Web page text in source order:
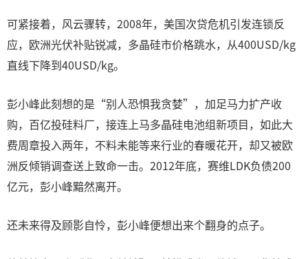
可紧接着，风云骤转，2008年，美国次贷危机引发连锁反
应，欧洲光伏补贴锐减，多晶硅市价格跳水，从400USD/kg
直线下降到40USD/kg。
彭小峰此刻想的是“别人恐惧我贪婪”，加足马力扩产收
购，百亿投硅料厂，接连上马多晶硅电池组新项目，如此大
费周章投入两年，不料未能等来行业的春暖花开，却又被欧
洲反倾销调查送上致命一击。2012年底，赛维LDK负债200
亿元，彭小峰黯然离开。
还未来得及顾影自怜，彭小峰便想出来个翻身的点子。